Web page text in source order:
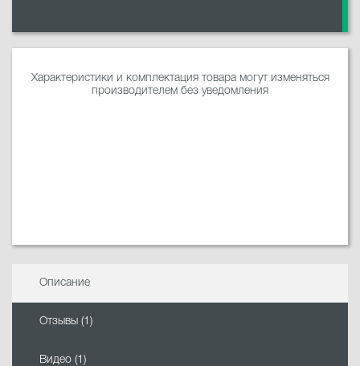
Характеристики и комплектация товара могут изменяться
производителем без уведомления
Описание
Отзывы (1)
Видео (1)